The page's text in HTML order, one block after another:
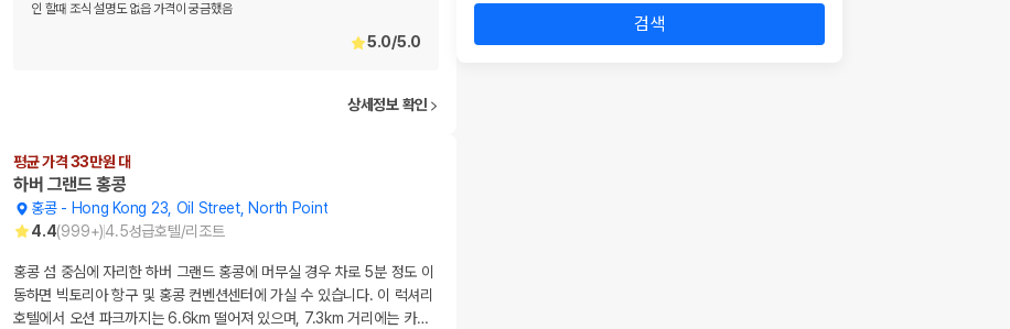
인 할때 조식 설명도 없읍 가격이 궁금했음
5.0/5.0
상세정보 확인
평균 가격 33만원 대
하버 그랜드 홍콩
홍콩- Hong Kong 23, Oil Street, North Point
4.4(999+)4.5성급호텔/리조트
홍콩 섬 중심에 자리한 하버 그랜드 홍콩에 머무실 경우 차로 5분 정도 이
동하면 빅토리아 항구 및 홍콩 컨벤션센터에 가실 수 있습니다. 이 럭셔리
호텔에서 오션 파크까지는 6.6km 떨어져 있으며, 7.3km 거리에는 카…
검색